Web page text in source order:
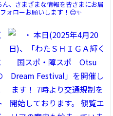
、さまざまな情報を皆さまにお届
ォローお願いします！😊✨